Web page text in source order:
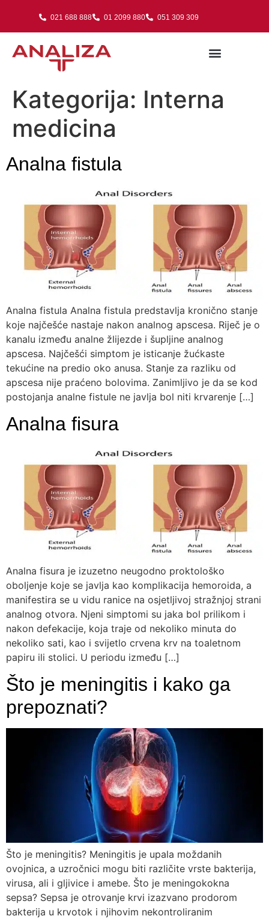
021 688 888 01 2099 880 051 309 309
Kategorija: Interna
medicina
Analna fistula
Analna fistula Analna fistula predstavlja kronično stanje
koje najčešće nastaje nakon analnog apscesa. Riječ je o
kanalu između analne žlijezde i šupljine analnog
apscesa. Najčešći simptom je isticanje žućkaste
tekućine na predio oko anusa. Stanje za razliku od
apscesa nije praćeno bolovima. Zanimljivo je da se kod
postojanja analne fistule ne javlja bol niti krvarenje […]
Analna fisura
Analna fisura je izuzetno neugodno proktološko
oboljenje koje se javlja kao komplikacija hemoroida, a
manifestira se u vidu ranice na osjetljivoj stražnjoj strani
analnog otvora. Njeni simptomi su jaka bol prilikom i
nakon defekacije, koja traje od nekoliko minuta do
nekoliko sati, kao i svijetlo crvena krv na toaletnom
papiru ili stolici. U periodu između […]
Što je meningitis i kako ga
prepoznati?
Što je meningitis? Meningitis je upala moždanih
ovojnica, a uzročnici mogu biti različite vrste bakterija,
virusa, ali i gljivice i amebe. Što je meningokokna
sepsa? Sepsa je otrovanje krvi izazvano prodorom
bakterija u krvotok i njihovim nekontroliranim